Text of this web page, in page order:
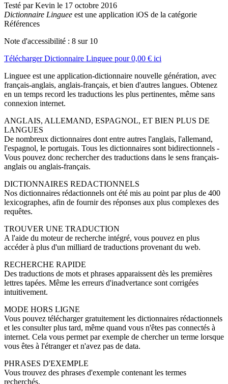
Testé par Kevin le 17 octobre 2016
Dictionnaire Linguee est une application iOS de la catégorie
Références
Note d'accessibilité : 8 sur 10
TéléchargerDictionnaire Linguee pour0,00 € ici
Linguee est une application-dictionnaire nouvelle génération, avec
français-anglais, anglais-français, et bien d'autres langues. Obtenez
en un temps record les traductions les plus pertinentes, même sans
connexion internet.
ANGLAIS, ALLEMAND, ESPAGNOL, ET BIEN PLUS DE
LANGUES
De nombreux dictionnaires dont entre autres l'anglais, l'allemand,
l'espagnol, le portugais. Tous les dictionnaires sont bidirectionnels -
Vous pouvez donc rechercher des traductions dans le sens français-
anglais ou anglais-français.
DICTIONNAIRES REDACTIONNELS
Nos dictionnaires rédactionnels ont été mis au point par plus de 400
lexicographes, afin de fournir des réponses aux plus complexes des
requêtes.
TROUVER UNE TRADUCTION
A l'aide du moteur de recherche intégré, vous pouvez en plus
accéder à plus d'un milliard de traductions provenant du web.
RECHERCHE RAPIDE
Des traductions de mots et phrases apparaissent dès les premières
lettres tapées. Même les erreurs d'inadvertance sont corrigées
intuitivement.
MODE HORS LIGNE
Vous pouvez télécharger gratuitement les dictionnaires rédactionnels
et les consulter plus tard, même quand vous n'êtes pas connectés à
internet. Cela vous permet par exemple de chercher un terme lorsque
vous êtes à l'étranger et n'avez pas de data.
PHRASES D'EXEMPLE
Vous trouvez des phrases d'exemple contenant les termes
recherchés.